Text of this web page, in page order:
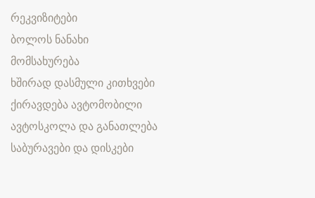
რეკვიზიტები
ბოლოს ნანახი
მომსახურება
ხშირად დასმული კითხვები
ქირავდება ავტომობილი
ავტოსკოლა და განათლება
საბურავები და დისკები